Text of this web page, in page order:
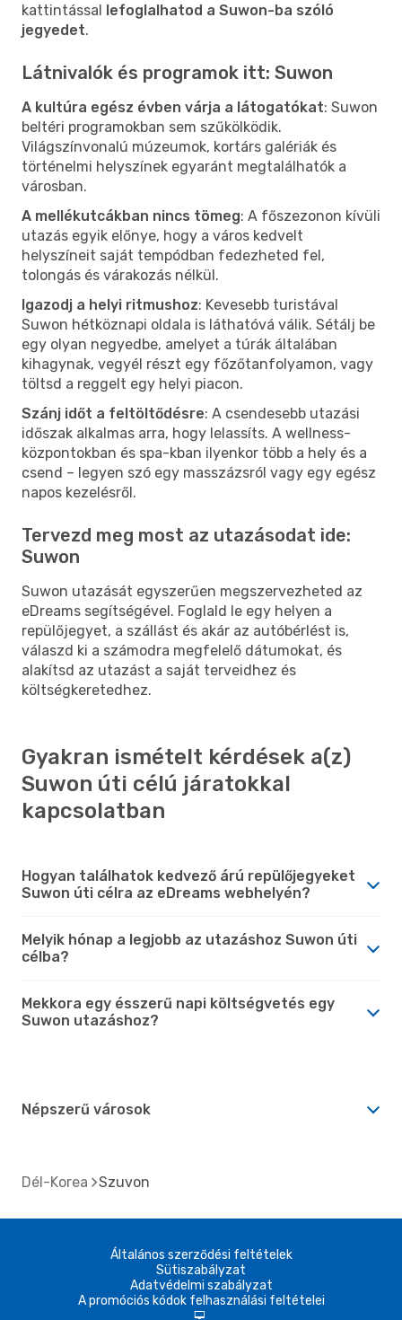
kattintással lefoglalhatod a Suwon-ba szóló
jegyedet.
Látnivalók és programok itt: Suwon
A kultúra egész évben várja a látogatókat: Suwon
beltéri programokban sem szűkölködik.
Világszínvonalú múzeumok, kortárs galériák és
történelmi helyszínek egyaránt megtalálhatók a
városban.
A mellékutcákban nincs tömeg: A főszezonon kívüli
utazás egyik előnye, hogy a város kedvelt
helyszíneit saját tempódban fedezheted fel,
tolongás és várakozás nélkül.
Igazodj a helyi ritmushoz: Kevesebb turistával
Suwon hétköznapi oldala is láthatóvá válik. Sétálj be
egy olyan negyedbe, amelyet a túrák általában
kihagynak, vegyél részt egy főzőtanfolyamon, vagy
töltsd a reggelt egy helyi piacon.
Szánj időt a feltöltődésre: A csendesebb utazási
időszak alkalmas arra, hogy lelassíts. A wellness-
központokban és spa-kban ilyenkor több a hely és a
csend – legyen szó egy masszázsról vagy egy egész
napos kezelésről.
Tervezd meg most az utazásodat ide:
Suwon
Suwon utazását egyszerűen megszervezheted az
eDreams segítségével. Foglald le egy helyen a
repülőjegyet, a szállást és akár az autóbérlést is,
válaszd ki a számodra megfelelő dátumokat, és
alakítsd az utazást a saját terveidhez és
költségkeretedhez.
Gyakran ismételt kérdések a(z)
Suwon úti célú járatokkal
kapcsolatban
Hogyan találhatok kedvező árú repülőjegyeket
Suwon úti célra az eDreams webhelyén?
Melyik hónap a legjobb az utazáshoz Suwon úti
célba?
Mekkora egy ésszerű napi költségvetés egy
Suwon utazáshoz?
Népszerű városok
Dél-Korea Szuvon
Általános szerződési feltételek
Sütiszabályzat
Adatvédelmi szabályzat
A promóciós kódok felhasználási feltételei
d